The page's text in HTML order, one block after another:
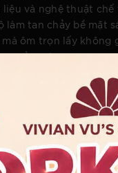
và nghệ thuật
tan chảy bề mặt
ôm trọn lấy không
cảm xúc.
vẻ bề ngoài hào
tác của những nghệ
độc bản nằm ở